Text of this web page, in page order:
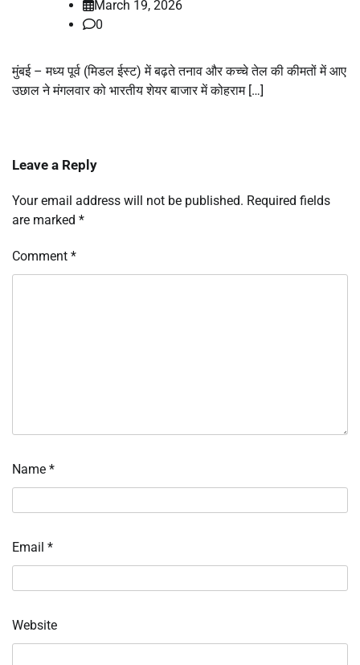
March 19, 2026
0
मुंबई – मध्य पूर्व (मिडल ईस्ट) में बढ़ते तनाव और कच्चे तेल की कीमतों में आए
उछाल ने मंगलवार को भारतीय शेयर बाजार में कोहराम […]
Leave a Reply
Your email address will not be published. Required fields
are marked *
Comment *
Name *
Email *
Website